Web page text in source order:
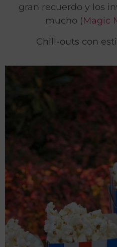
gran recuerdo y los
mucho (Magic
Chill-outs con